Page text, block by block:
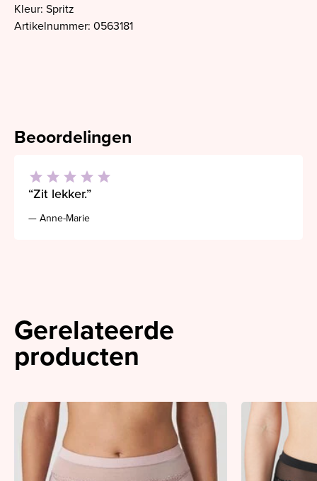
Kleur: Spritz
Artikelnummer: 0563181
Beoordelingen
“Zit lekker.”
— Anne-Marie
Gerelateerde
producten